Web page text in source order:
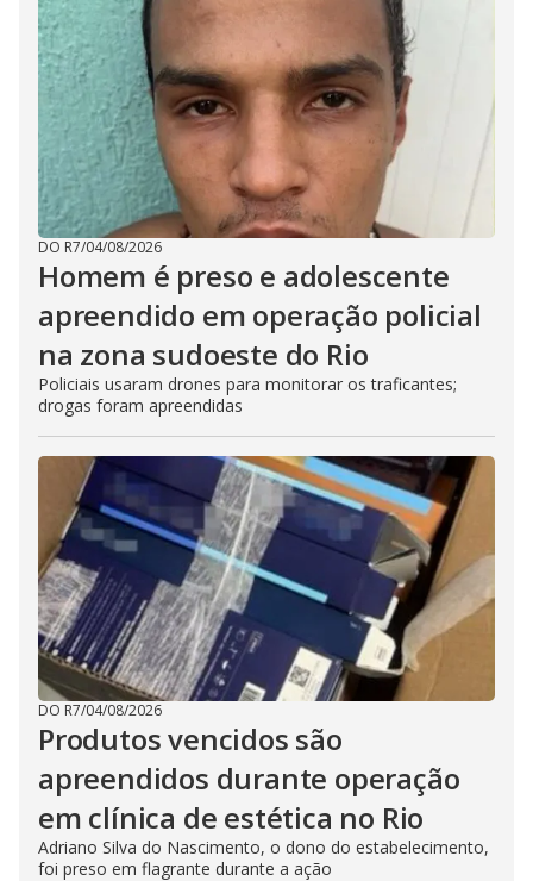
DO R7/04/08/2026
Homem é preso e adolescente
apreendido em operação policial
na zona sudoeste do Rio
Policiais usaram drones para monitorar os traficantes;
drogas foram apreendidas
DO R7/04/08/2026
Produtos vencidos são
apreendidos durante operação
em clínica de estética no Rio
Adriano Silva do Nascimento, o dono do estabelecimento,
foi preso em flagrante durante a ação